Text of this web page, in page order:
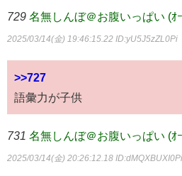
729 名無しんぼ＠お腹いっぱい (ｵ
2025/03/14(金) 19:46:15.22 ID:yU5J5zZL0Pi
>>727
語彙力が子供
731 名無しんぼ＠お腹いっぱい (ｵ
2025/03/14(金) 20:26:12.18 ID:dMQXBUXI0Pi